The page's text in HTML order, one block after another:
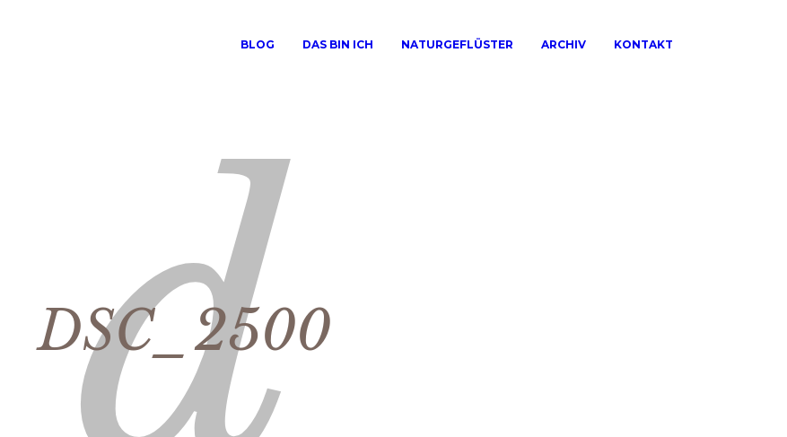
BLOG DAS BIN ICH NATURGEFLÜSTER ARCHIV KONTAKT
DSC_2500